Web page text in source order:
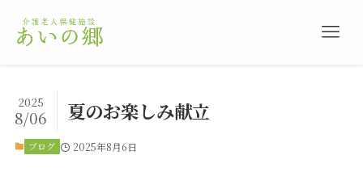
夏のお楽しみ献立
2025
8/06
ブログ 2025年8月6日